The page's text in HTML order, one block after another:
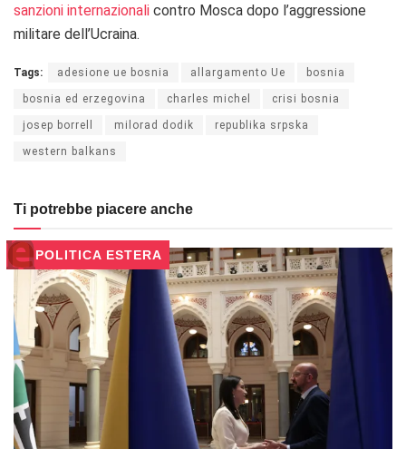
sanzioni internazionali contro Mosca dopo l’aggressione
militare dell’Ucraina.
Tags: adesione ue bosnia allargamento Ue bosnia
bosnia ed erzegovina charles michel crisi bosnia
josep borrell milorad dodik republika srpska
western balkans
Ti potrebbe piacere anche
POLITICA ESTERA